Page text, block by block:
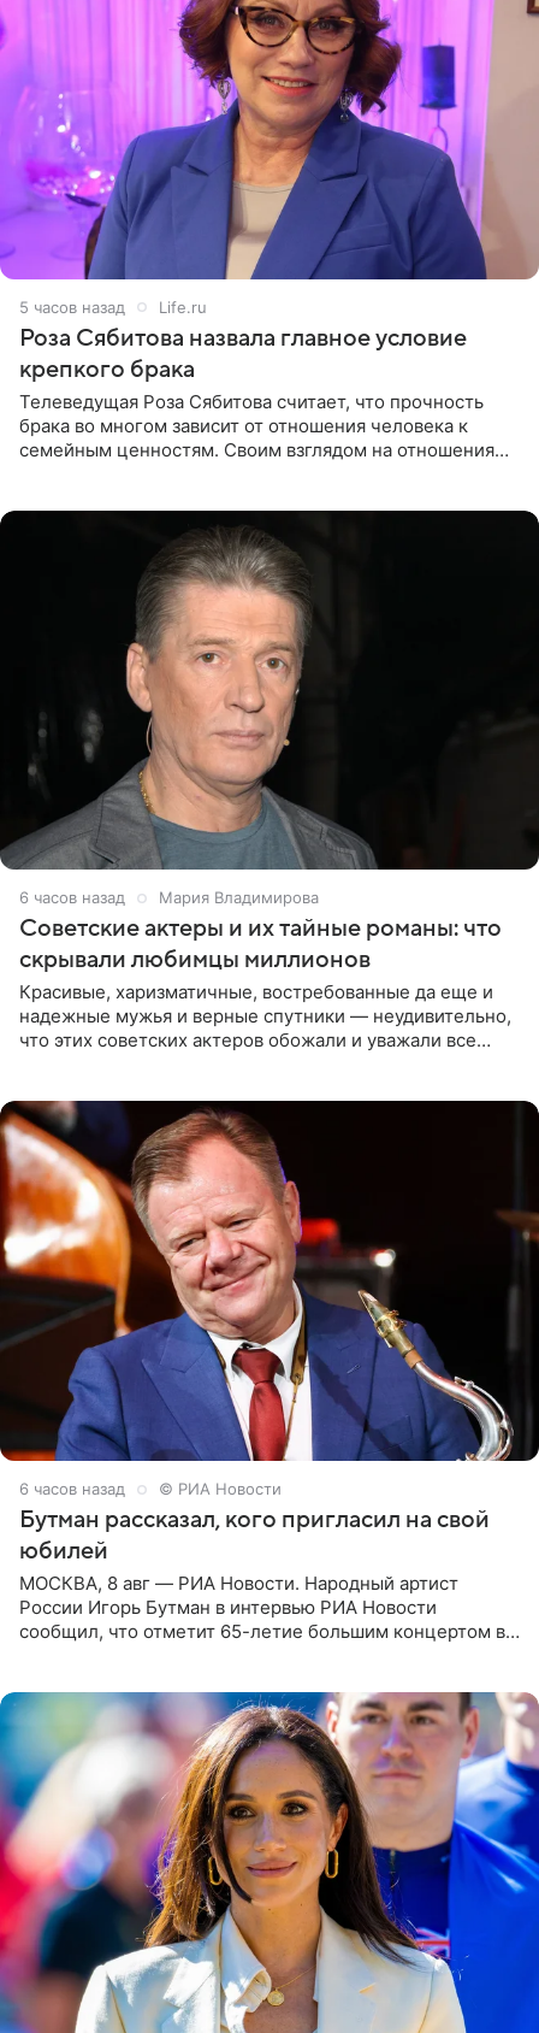
5 часов назад Life.ru
Роза Сябитова назвала главное условие
крепкого брака
Телеведущая Роза Сябитова считает, что прочность
брака во многом зависит от отношения человека к
семейным ценностям. Своим взглядом на отношения
6 часов назад Мария Владимирова
Советские актеры и их тайные романы: что
скрывали любимцы миллионов
Красивые, харизматичные, востребованные да еще и
надежные мужья и верные спутники — неудивительно,
что этих советских актеров обожали и уважали все
6 часов назад © РИА Новости
Бутман рассказал, кого пригласил на свой
юбилей
МОСКВА, 8 авг — РИА Новости. Народный артист
России Игорь Бутман в интервью РИА Новости
сообщил, что отметит 65-летие большим концертом в